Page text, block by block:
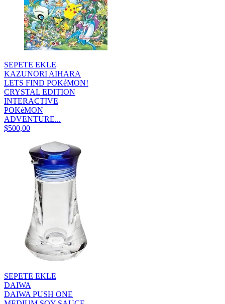
SEPETE EKLE
KAZUNORI AIHARA
LETS FIND POKéMON!
CRYSTAL EDITION
INTERACTIVE
POKéMON
ADVENTURE...
$500,00
SEPETE EKLE
DAIWA
DAIWA PUSH ONE